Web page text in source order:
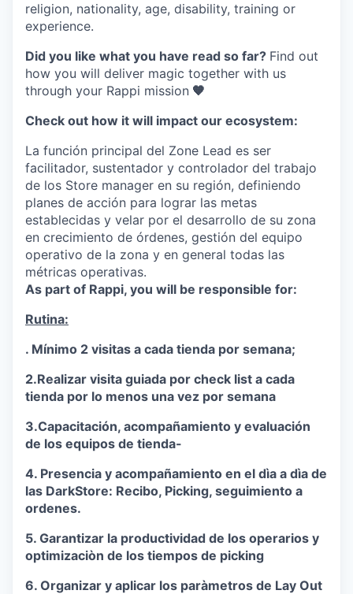
religion, nationality, age, disability, training or
experience.
Did you like what you have read so far? Find out
how you will deliver magic together with us
through your Rappi mission 🧡
Check out how it will impact our ecosystem:
La función principal del Zone Lead es ser
facilitador, sustentador y controlador del trabajo
de los Store manager en su región, definiendo
planes de acción para lograr las metas
establecidas y velar por el desarrollo de su zona
en crecimiento de órdenes, gestión del equipo
operativo de la zona y en general todas las
métricas operativas.
As part of Rappi, you will be responsible for:
Rutina:
. Mínimo 2 visitas a cada tienda por semana;
2.Realizar visita guiada por check list a cada
tienda por lo menos una vez por semana
3.Capacitación, acompañamiento y evaluación
de los equipos de tienda-
4. Presencia y acompañamiento en el dìa a dìa de
las DarkStore: Recibo, Picking, seguimiento a
ordenes.
5. Garantizar la productividad de los operarios y
optimizaciòn de los tiempos de picking
6. Organizar y aplicar los paràmetros de Lay Out